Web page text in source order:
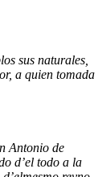
sus naturales,
a quien tomada
Antonio de
d’el todo a la